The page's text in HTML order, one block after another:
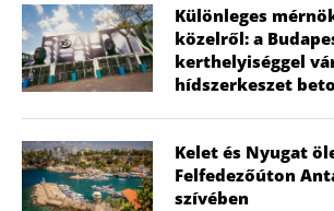
Különleges
közelről: a
kerthelyiséggel
hídszerkeszet
Kelet és Nyugat
Felfedezőúton
szívében